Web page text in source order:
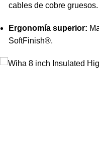
cables de cobre gruesos.
Ergonomía superior:
SoftFinish®.